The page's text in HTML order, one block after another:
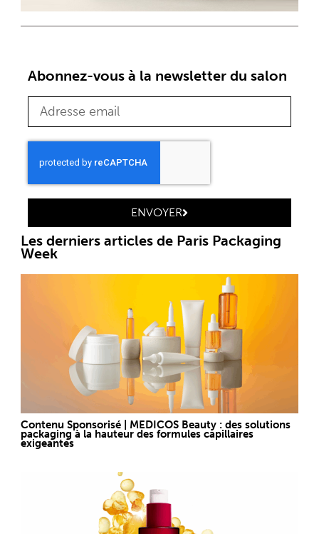
Abonnez-vous à la newsletter du salon
ENVOYER
Les derniers articles de Paris Packaging
Week
Contenu Sponsorisé | MEDICOS Beauty : des solutions
packaging à la hauteur des formules capillaires
exigeantes